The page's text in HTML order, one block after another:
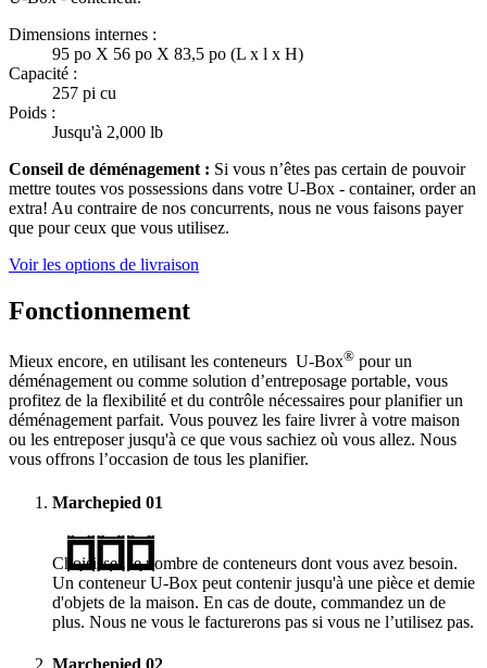
Dimensions internes :
95 po X 56 po X 83,5 po (L x l x H)
Capacité :
257 pi cu
Poids :
Jusqu'à 2,000 lb
Conseil de déménagement : Si vous n’êtes pas certain de pouvoir
mettre toutes vos possessions dans votre U-Box - container, order an
extra! Au contraire de nos concurrents, nous ne vous faisons payer
que pour ceux que vous utilisez.
Voir les options de livraison
Fonctionnement
Mieux encore, en utilisant les conteneurs U-Box® pour un
déménagement ou comme solution d’entreposage portable, vous
profitez de la flexibilité et du contrôle nécessaires pour planifier un
déménagement parfait. Vous pouvez les faire livrer à votre maison
ou les entreposer jusqu'à ce que vous sachiez où vous allez. Nous
vous offrons l’occasion de tous les planifier.
Marchepied 01
Choisissez le nombre de conteneurs dont vous avez besoin.
Un conteneurU-Box peut contenir jusqu'à une pièce et demie
d'objets de la maison. En cas de doute, commandez un de
plus. Nous ne vous le facturerons pas si vous ne l’utilisez pas.
Marchepied 02